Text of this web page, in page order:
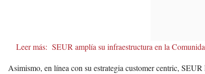
Leer más: SEUR amplía su infraestructura en la
Asimismo, en línea con su estrategia customer centric,